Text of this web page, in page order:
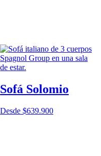
Sofá Solomio
Desde$639.900